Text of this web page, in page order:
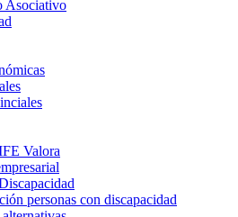
Asociativo
Valora
personas con discapacidad